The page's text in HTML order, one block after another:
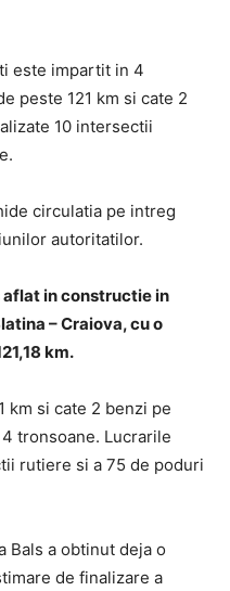
este impartit in 4
peste 121 km si cate 2
10 intersectii
circulatia pe intreg
autoritatilor.
aflat in constructie in
– Craiova, cu o
km.
km si cate 2 benzi pe
tronsoane. Lucrarile
rutiere si a 75 de poduri
Bals a obtinut deja o
de finalizare a